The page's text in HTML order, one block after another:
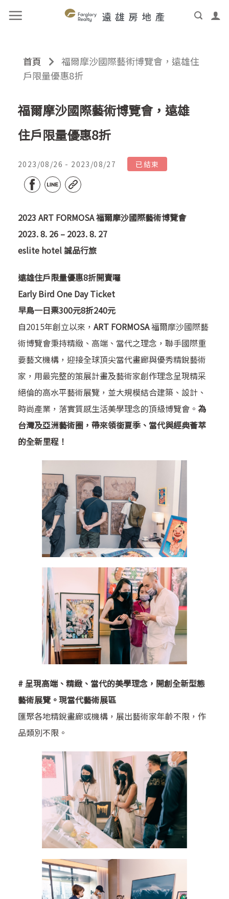
首頁
福爾摩沙國際藝術博覽會，遠雄住
戶限量優惠8折
福爾摩沙國際藝術博覽會，遠雄
住戶限量優惠8折
2023/08/26 - 2023/08/27 已結束
2023 ART FORMOSA 福爾摩沙國際藝術博覽會
2023. 8. 26 – 2023. 8. 27
eslite hotel 誠品行旅
遠雄住戶限量優惠8折開賣囉
Early Bird One Day Ticket
早鳥一日票300元8折240元
自2015年創立以來， ART FORMOSA福爾摩沙國際藝
術博覽會秉持精緻、高端、當代之理念，聯手國際重
要藝文機構，迎接全球頂尖當代畫廊與優秀精銳藝術
家，用最完整的策展計畫及藝術家創作理念呈現精采
絕倫的高水平藝術展覽，並大規模結合建築、設計、
時尚產業，落實質感生活美學理念的頂級博覽會。 為
台灣及亞洲藝術圈，帶來領銜夏季、當代與經典薈萃
的全新里程！
#呈現高端、精緻、當代的美學理念，開創全新型態
藝術展覽。現當代藝術展區
匯聚各地精銳畫廊或機構，展出藝術家年齡不限，作
品類別不限。